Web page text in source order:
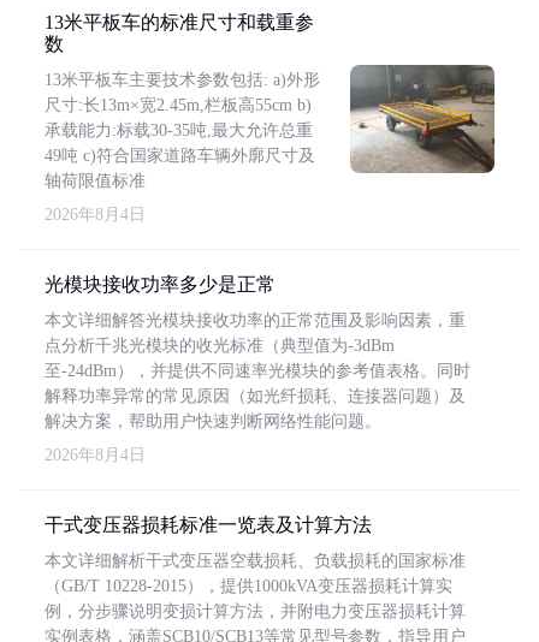
13米平板车的标准尺寸和载重参
数
13米平板车主要技术参数包括: a)外形
尺寸:长13m×宽2.45m,栏板高55cm b)
承载能力:标载30-35吨,最大允许总重
49吨 c)符合国家道路车辆外廓尺寸及
轴荷限值标准
2026年8月4日
光模块接收功率多少是正常
本文详细解答光模块接收功率的正常范围及影响因素，重
点分析千兆光模块的收光标准（典型值为-3dBm
至-24dBm），并提供不同速率光模块的参考值表格。同时
解释功率异常的常见原因（如光纤损耗、连接器问题）及
解决方案，帮助用户快速判断网络性能问题。
2026年8月4日
干式变压器损耗标准一览表及计算方法
本文详细解析干式变压器空载损耗、负载损耗的国家标准
（GB/T 10228-2015），提供1000kVA变压器损耗计算实
例，分步骤说明变损计算方法，并附电力变压器损耗计算
实例表格，涵盖SCB10/SCB13等常见型号参数，指导用户